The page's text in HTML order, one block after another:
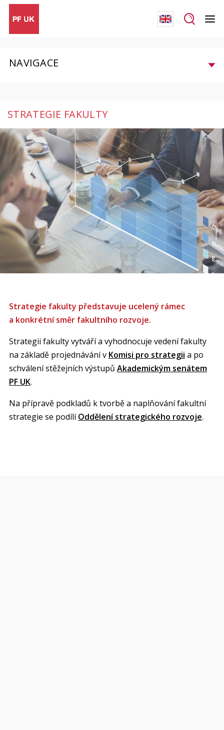
NAVIGACE
STRATEGIE FAKULTY
Strategie fakulty představuje ucelený rámec
a konkrétní směr fakultního rozvoje.
Strategii fakulty vytváří a vyhodnocuje vedení fakulty
na základě projednávání v Komisi pro strategii a po
schválení stěžejních výstupů Akademickým senátem
PF UK.
Na přípravě podkladů k tvorbě a naplňování fakultní
strategie se podílíOddělení strategického rozvoje.